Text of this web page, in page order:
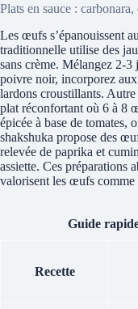
Plats en sauce :
Les œufs s’épanouissent
traditionnelle utilise des
sans crème. Mélangez 2-3
poivre noir, incorporez
lardons croustillants.
plat réconfortant où 6 à 8
épicée à base de tomates,
shakshuka propose des
relevée de paprika et
assiette. Ces préparations
valorisent les œufs
Guide
Recette